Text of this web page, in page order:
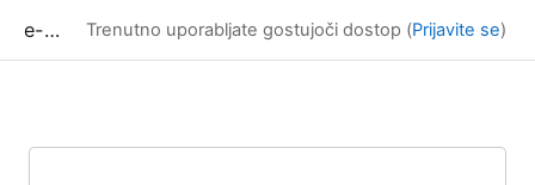
e-učilnica UP FAMNIT Trenutno uporabljate gostujoči dostop (Prijavite se)